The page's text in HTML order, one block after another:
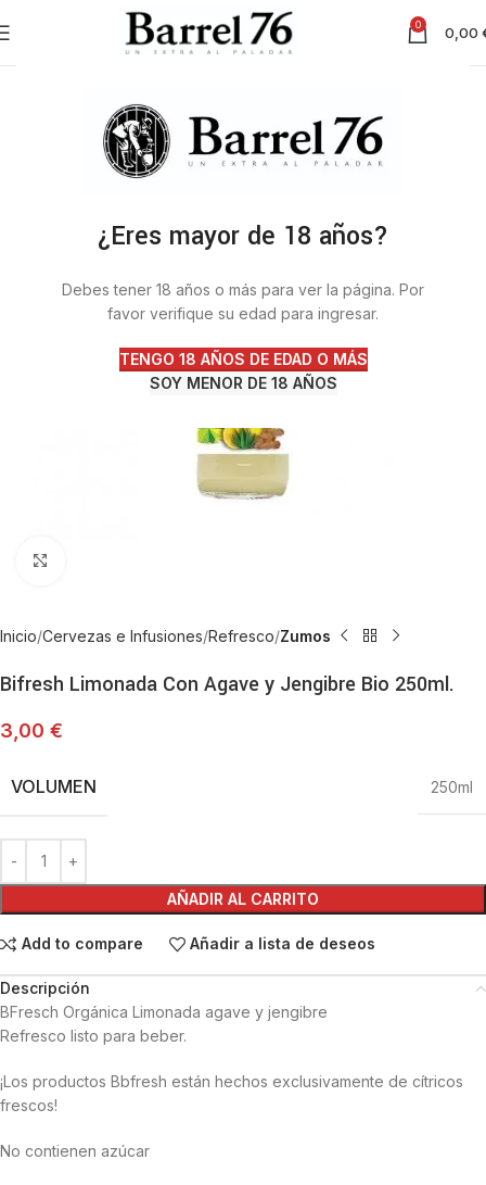
¿Eres mayor de 18 años?
Debes tener 18 años o más para ver la página. Por
favor verifique su edad para ingresar.
TENGO 18 AÑOS DE EDAD O MÁS
SOY MENOR DE 18 AÑOS
0 0,00
Inicio Cervezas e Infusiones Refresco Zumos
Bifresh Limonada Con Agave y Jengibre Bio 250ml.
3,00 €
VOLUMEN 250ml
AÑADIR AL CARRITO
Add to compare Añadir a lista de deseos
Descripción
BFresch Orgánica Limonada agave y jengibre
Refresco listo para beber.
¡Los productos Bbfresh están hechos exclusivamente de cítricos
frescos!
No contienen azúcar